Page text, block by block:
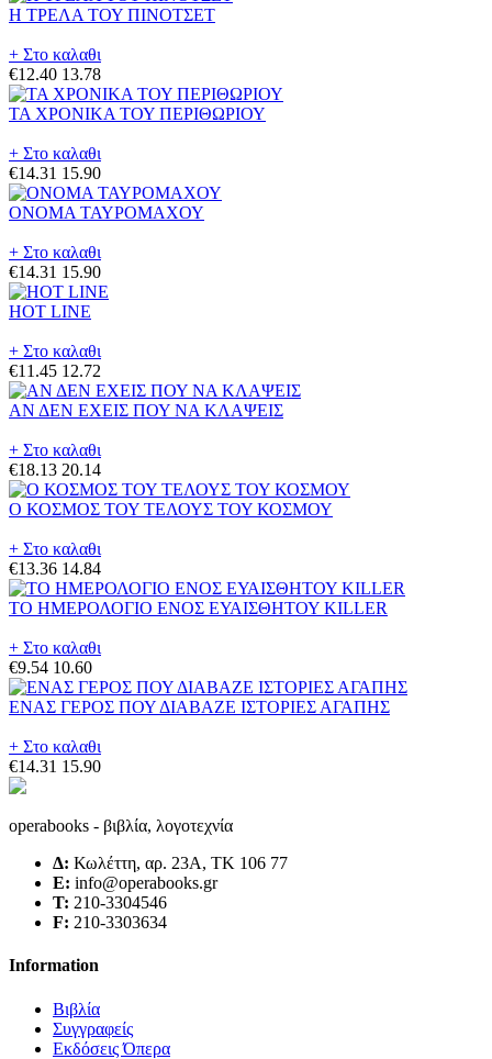
Η ΤΡΕΛΑ ΤΟΥ ΠΙΝΟΤΣΕΤ
+ Στο καλαθι
€12.40 13.78
ΤΑ ΧΡΟΝΙΚΑ ΤΟΥ ΠΕΡΙΘΩΡΙΟΥ
+ Στο καλαθι
€14.31 15.90
ΟΝΟΜΑ ΤΑΥΡΟΜΑΧΟΥ
+ Στο καλαθι
€14.31 15.90
HOT LINE
+ Στο καλαθι
€11.45 12.72
ΑΝ ΔΕΝ ΕΧΕΙΣ ΠΟΥ ΝΑ ΚΛΑΨΕΙΣ
+ Στο καλαθι
€18.13 20.14
Ο ΚΟΣΜΟΣ ΤΟΥ ΤΕΛΟΥΣ ΤΟΥ ΚΟΣΜΟΥ
+ Στο καλαθι
€13.36 14.84
ΤΟ ΗΜΕΡΟΛΟΓΙΟ ΕΝΟΣ ΕΥΑΙΣΘΗΤΟΥ KILLER
+ Στο καλαθι
€9.54 10.60
ΕΝΑΣ ΓΕΡΟΣ ΠΟΥ ΔΙΑΒΑΖΕ ΙΣΤΟΡΙΕΣ ΑΓΑΠΗΣ
+ Στο καλαθι
€14.31 15.90
operabooks - βιβλία, λογοτεχνία
Δ: Κωλέττη, αρ. 23Α, ΤΚ 106 77
E: info@operabooks.gr
Τ: 210-3304546
F: 210-3303634
Information
Βιβλία
Συγγραφείς
Εκδόσεις Όπερα